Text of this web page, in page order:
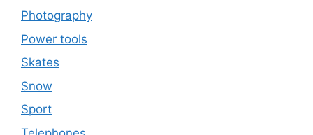
Photography
Power tools
Skates
Snow
Sport